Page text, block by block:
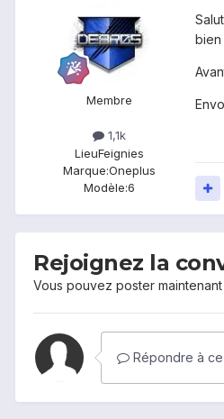
Membre
1,1k
LieuFeignies
Marque:Oneplus
Modèle:6
bien
Rejoignez la
Vous pouvez poster
Répondre à